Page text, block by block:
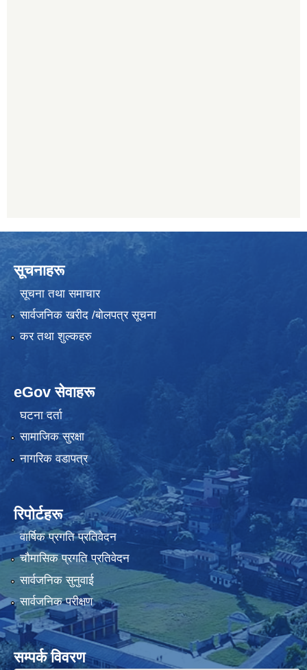
सूचनाहरू
सूचना तथा समाचार
सार्वजनिक खरीद /बोलपत्र सूचना
कर तथा शुल्कहरु
eGov सेवाहरू
घटना दर्ता
सामाजिक सुरक्षा
नागरिक वडापत्र
रिपोर्टहरू
वार्षिक प्रगति प्रतिवेदन
चौमासिक प्रगति प्रतिवेदन
सार्वजनिक सुनुवाई
सार्वजनिक परीक्षण
सम्पर्क विवरण